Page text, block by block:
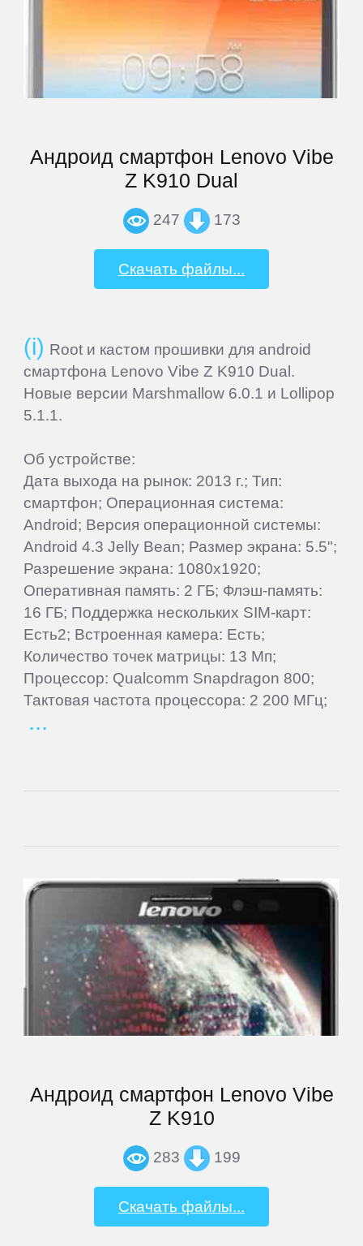
Андроид смартфон Lenovo Vibe
Z K910 Dual
247 173
Скачать файлы...
Root и кастом прошивки для android
смартфона Lenovo Vibe Z K910 Dual.
Новые версии Marshmallow 6.0.1 и Lollipop
5.1.1.
Об устройстве:
Дата выхода на рынок: 2013 г.; Тип:
смартфон; Операционная система:
Android; Версия операционной системы:
Android 4.3 Jelly Bean; Размер экрана: 5.5";
Разрешение экрана: 1080x1920;
Оперативная память: 2 ГБ; Флэш-память:
16 ГБ; Поддержка нескольких SIM-карт:
Есть2; Встроенная камера: Есть;
Количество точек матрицы: 13 Мп;
Процессор: Qualcomm Snapdragon 800;
Тактовая частота процессора: 2 200 МГц;
Андроид смартфон Lenovo Vibe
Z K910
283 199
Скачать файлы...
Prology
QUMO
Moor
Samsung
SHIRU
Smarty
Sony
Starway
Sunlink
TeXet
Toshiba
Tracer
Treelogic
Turbopad